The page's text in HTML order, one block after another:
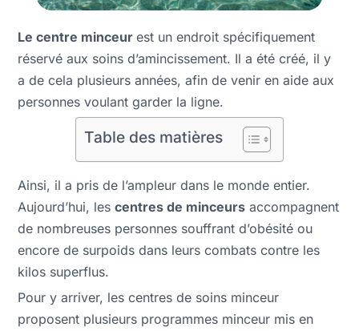
Le centre minceurest un endroit spécifiquement
réservé aux soins d’amincissement. Il a été créé, il y
a de cela plusieurs années, afin de venir en aide aux
personnes voulant garder la ligne.
Table des matières
Ainsi, il a pris de l’ampleur dans le monde entier.
Aujourd’hui, lescentres de minceurs accompagnent
de nombreuses personnes souffrant d’obésité ou
encore de surpoids dans leurs combats contre les
kilos superflus.
Pour y arriver, les centres de soins minceur
proposent plusieurs programmes minceur mis en